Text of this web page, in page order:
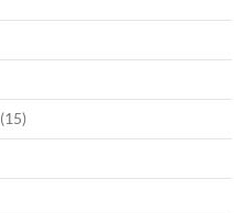
(15)